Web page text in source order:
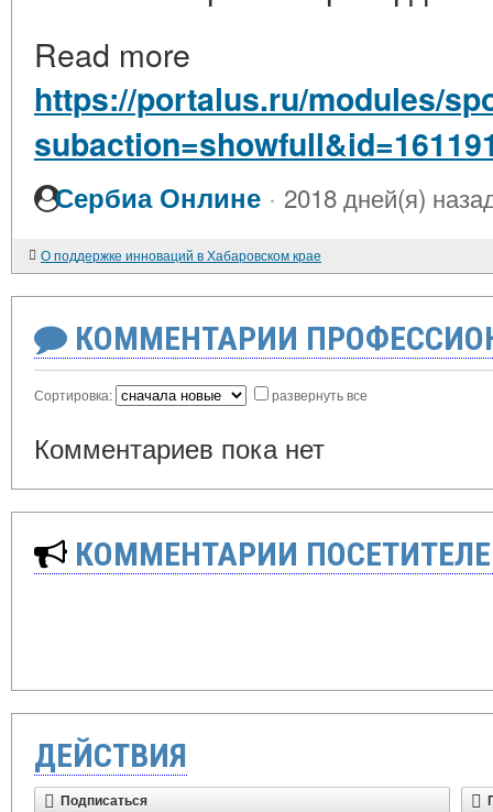
Read more
https://portalus.ru/modules/
Сербиа Онлине · 2018 дней(я)
О поддержке инноваций в Хабаровском крае
КОММЕНТАРИИ
Сортировка: развернуть все
Комментариев пока нет
КОММЕНТАРИИ
ДЕЙСТВИЯ
Подписаться